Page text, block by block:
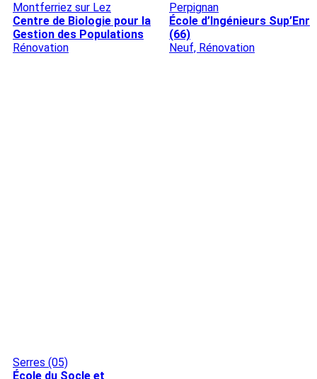
Montferriez sur Lez
Centre de Biologie pour la
Gestion des Populations
Rénovation
Perpignan
École d’Ingénieurs Sup’Enr
(66)
Neuf, Rénovation
Serres (05)
École du Socle et